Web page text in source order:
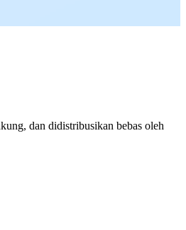
dan didistribusikan bebas oleh